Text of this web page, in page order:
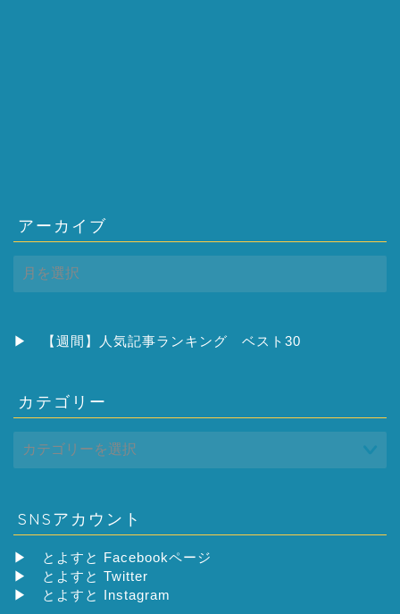
アーカイブ
ー
ブ
▶ 【週間】人気記事ランキング ベスト30
カテゴリー
SNSアカウント
▶
とよすと Facebookページ
▶
とよすと Twitter
▶
とよすと Instagram